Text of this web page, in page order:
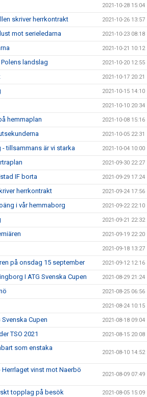
2021-10-28 15:04
skriver herrkontrakt 2021-10-26 13:57
mot serieledarna 2021-10-23 08:18
2021-10-21 10:12
landslag 2021-10-20 12:55
2021-10-17 20:21
2021-10-15 14:10
2021-10-10 20:34
hemmaplan 2021-10-08 15:16
2021-10-05 22:31
tillsammans är vi starka 2021-10-04 10:00
2021-09-30 22:27
IF borta 2021-09-29 17:24
herrkontrakt 2021-09-24 17:56
i vår hemmaborg 2021-09-22 22:10
2021-09-21 22:32
2021-09-19 22:20
2021-09-18 13:27
på onsdag 15 september 2021-09-12 12:16
I ATG Svenska Cupen 2021-08-29 21:24
2021-08-25 06:56
2021-08-24 10:15
Cupen 2021-08-18 09:04
TSO 2021 2021-08-15 20:08
som enstaka
2021-08-10 14:52
vinst mot Naerbö
2021-08-09 07:49
topplag på besök 2021-08-05 15:09